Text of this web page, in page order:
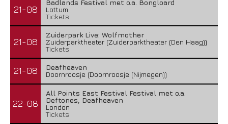
21-08
Badlands Festival met o.a. Bongloard
Lottum
Tickets
21-08
Zuiderpark Live: Wolfmother
Zuiderparktheater (Zuiderparktheater (Den Haag))
Tickets
21-08
Deafheaven
Doornroosje (Doornroosje (Nijmegen))
22-08
All Points East Festival Festival met o.a.
Deftones, Deafheaven
London
Tickets